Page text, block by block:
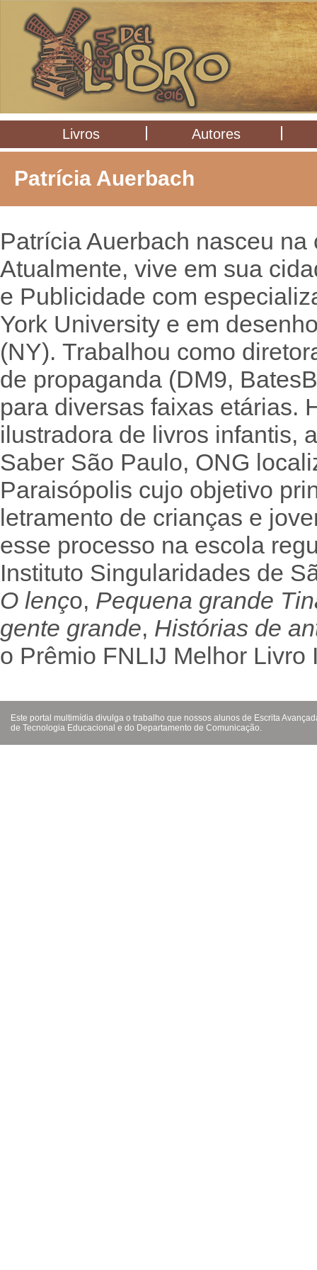
Livros Autores
Patrícia Auerbach
Patrícia Auerbach nasceu
Atualmente, vive em sua
e Publicidade com
York University e em
(NY). Trabalhou como
de propaganda (DM9,
para diversas faixas etárias.
ilustradora de livros infantis,
Saber São Paulo, ONG
Paraisópolis cujo objetivo
letramento de crianças e
esse processo na escola
Instituto Singularidades de
O lenço, Pequena grande
gente grande, Histórias de
o Prêmio FNLIJ Melhor
Este portal multimídia divulga o trabalho que nossos alunos de Escrita
de Tecnologia Educacional e do Departamento de Comunicação.